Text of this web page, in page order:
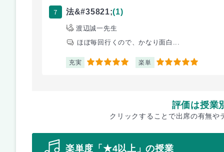
7 法&#35821;(1)
渡辺誠一先生
ほぼ毎回行くので、かなり面白...
充実 5 楽単 5
評価は授業
クリックすることで出席の有無や
楽単度「★4以上」の授業